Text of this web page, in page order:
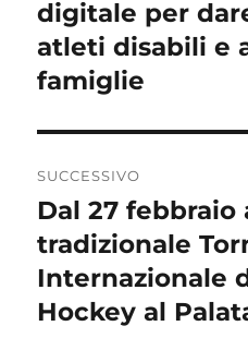
precedente:
digitale per
atleti disabili e
famiglie
SUCCESSIVO
Articolo
successivo:
Dal 27 febbraio
tradizionale
Internazionale
Hockey al